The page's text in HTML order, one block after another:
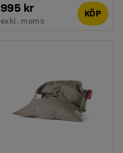
995 kr
exkl. moms
KÖP